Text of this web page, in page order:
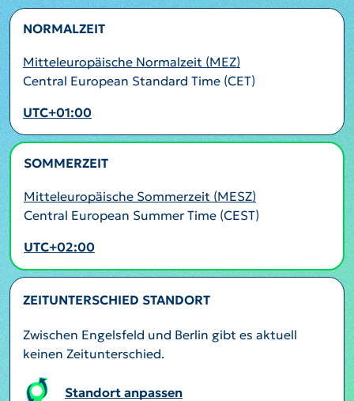
NORMALZEIT
Mitteleuropäische Normalzeit (MEZ)
Central European Standard Time (CET)
UTC+01:00
SOMMERZEIT
Mitteleuropäische Sommerzeit (MESZ)
Central European Summer Time (CEST)
UTC+02:00
ZEITUNTERSCHIED STANDORT
Zwischen Engelsfeld und Berlin gibt es aktuell
keinen Zeitunterschied.
Standort anpassen